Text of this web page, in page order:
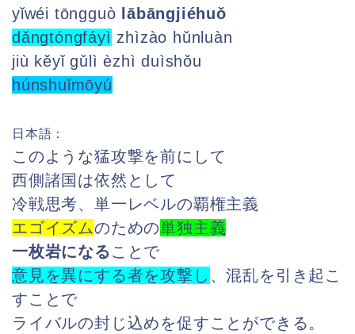
yǐwéi tōngguò
lābāngjiéhuǒ
dǎngtóngfáyì zhìzào hǔnluàn
jiù kěyǐ gǔlì èzhì duìshǒu
húnshuǐmōyú
日本語：
このような猛攻撃を前にして
西側諸国は依然として
冷戦思考、単一レベルの覇権主義
エゴイズムのための単独主義
一枚岩になる ことで
意見を異にする者を攻撃し 、混乱を引き起こ
すことで
ライバルの封じ込めを促すことができる。